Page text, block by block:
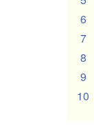
6
7
8
9
10